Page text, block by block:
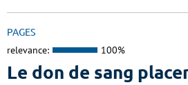
PAGES
relevance: 100%
Le don de sang